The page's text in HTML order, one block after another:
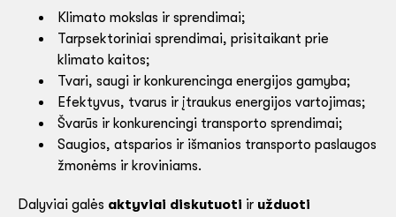
Klimato mokslas ir sprendimai;
Tarpsektoriniai sprendimai, prisitaikant prie
klimato kaitos;
Tvari, saugi ir konkurencinga energijos gamyba;
Efektyvus, tvarus ir įtraukus energijos vartojimas;
Švarūs ir konkurencingi transporto sprendimai;
Saugios, atsparios ir išmanios transporto paslaugos
žmonėms ir kroviniams.
Dalyviai galės aktyviai diskutuoti ir užduoti